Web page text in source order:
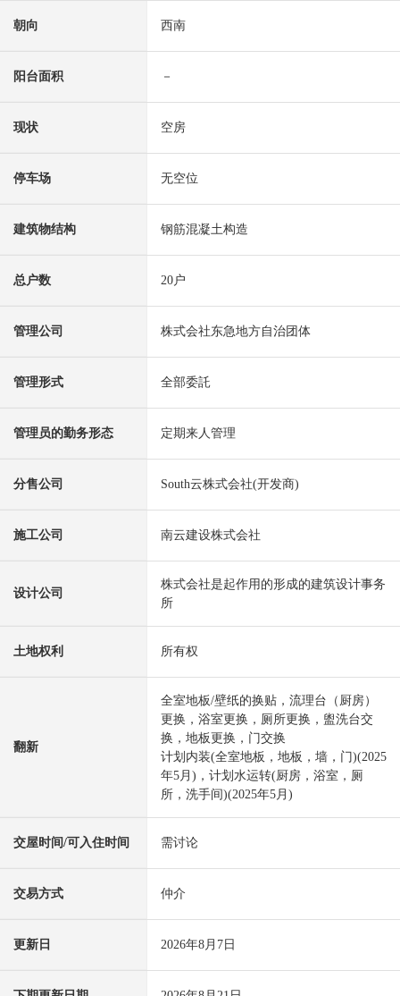
朝向 西南
阳台面积 －
现状 空房
停车场 无空位
建筑物结构 钢筋混凝土构造
总户数 20户
管理公司 株式会社东急地方自治团体
管理形式 全部委託
管理员的勤务形态 定期来人管理
分售公司 South云株式会社(开发商)
施工公司 南云建设株式会社
设计公司
株式会社是起作用的形成的建筑设计事务
所
土地权利 所有权
翻新
全室地板/壁纸的换贴，流理台（厨房）
更换，浴室更换，厕所更换，盥洗台交
换，地板更换，门交换
计划内装(全室地板，地板，墙，门)(2025
年5月)，计划水运转(厨房，浴室，厕
所，洗手间)(2025年5月)
交屋时间/可入住时间 需讨论
交易方式 仲介
更新日 2026年8月7日